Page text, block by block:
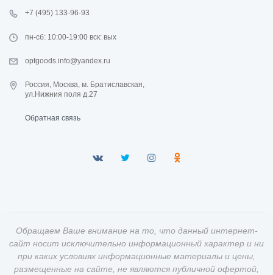
+7 (495) 133-96-93
пн-сб: 10:00-19:00 вск: вых
optgoods.info@yandex.ru
Россия, Москва, м. Братиславская,
ул.Нижния поля д.27
Обратная связь
Обращаем Ваше внимание на то, что данный интернет-
сайт носит исключительно информационный характер и ни
при каких условиях информационные материалы и цены,
размещенные на сайте, не являются публичной офертой,